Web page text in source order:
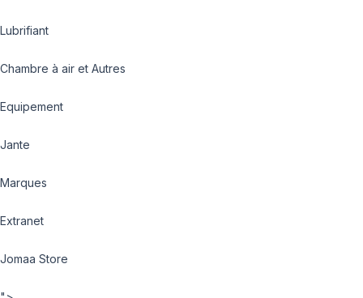
Lubrifiant
Chambre à air et Autres
Equipement
Jante
Marques
Extranet
Jomaa Store